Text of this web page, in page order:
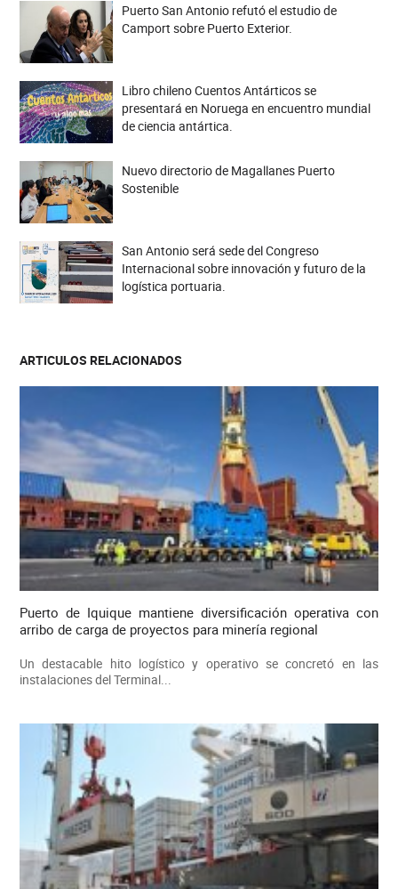
Puerto San Antonio refutó el estudio de
Camport sobre Puerto Exterior.
Libro chileno Cuentos Antárticos se
presentará en Noruega en encuentro mundial
de ciencia antártica.
Nuevo directorio de Magallanes Puerto
Sostenible
San Antonio será sede del Congreso
Internacional sobre innovación y futuro de la
logística portuaria.
ARTICULOS RELACIONADOS
Puerto de Iquique mantiene diversificación operativa con
arribo de carga de proyectos para minería regional
Un destacable hito logístico y operativo se concretó en las
instalaciones del Terminal...